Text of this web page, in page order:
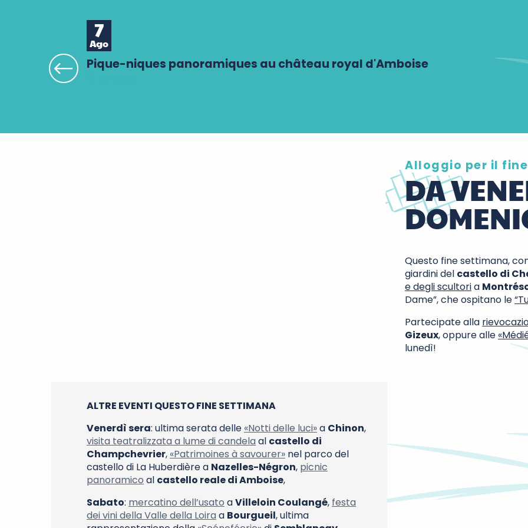
7
Ago
Pique-niques panoramiques au château royal d'Amboise
Alloggio per il
DA
Questo fine settimana,
giardini del castello di
e degli scultoria
Dame”, che ospitano le
Partecipate alla
Gizeux, oppure alle
lunedì!
ALTRE EVENTI QUESTO FINE SETTIMANA
Venerdì sera: ultima serata delle «Notti delle luci»a Chinon,
visita teatralizzata a lume di candelaal castello di
Champchevrier, «Patrimoines à savourer» nel parco del
castello di La Huberdière a Nazelles-Négron, picnic
panoramico al castello reale di Amboise,
Sabato: mercatino dell’usato aVilleloin Coulangé, festa
dei vini della Valle della Loiraa Bourgueil, ultima